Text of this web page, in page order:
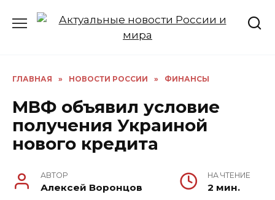
ГЛАВНАЯ » НОВОСТИ РОССИИ » ФИНАНСЫ
МВФ объявил условие
получения Украиной
нового кредита
АВТОР
Алексей Воронцов
НА ЧТЕНИЕ
2 мин.